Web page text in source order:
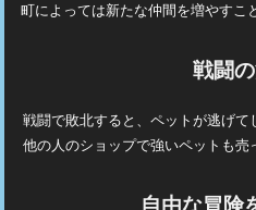
町によっては新たな仲間を増やすこ
戦闘
戦闘で敗北すると、ペットが逃げて
他の人のショップで強いペットも売
自由な冒険